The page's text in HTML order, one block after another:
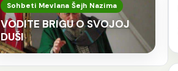
Sohbeti Mevlana Šejh Nazima
VODITE BRIGU O SVOJOJ
DUŠI